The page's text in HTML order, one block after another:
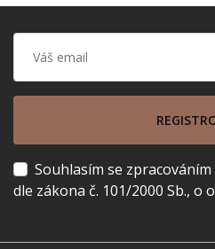
Souhlasím se
dle zákona č. 101/2000 Sb., o